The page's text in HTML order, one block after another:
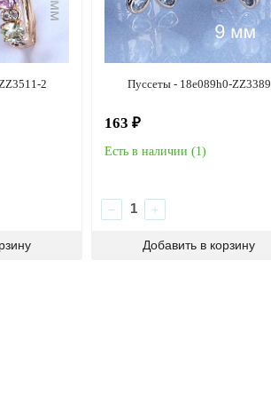
2 Пуссеты - 18e089h0-ZZ3389
163 ₽
Есть в наличии (1)
− +